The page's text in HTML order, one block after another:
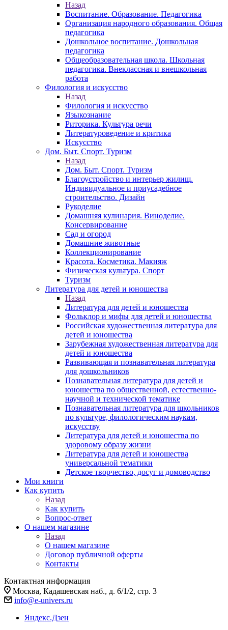
Назад
Воспитание. Образование. Педагогика
Организация народного образования. Общая
педагогика
Дошкольное воспитание. Дошкольная
педагогика
Общеобразовательная школа. Школьная
педагогика. Внеклассная и внешкольная
работа
Филология и искусство
Назад
Филология и искусство
Языкознание
Риторика. Культура речи
Литературоведение и критика
Искусство
Дом. Быт. Спорт. Туризм
Назад
Дом. Быт. Спорт. Туризм
Благоустройство и интерьер жилищ.
Индивидуальное и приусадебное
строительство. Дизайн
Рукоделие
Домашняя кулинария. Виноделие.
Консервирование
Сад и огород
Домашние животные
Коллекционирование
Красота. Косметика. Макияж
Физическая культура. Спорт
Туризм
Литература для детей и юношества
Назад
Литература для детей и юношества
Фольклор и мифы для детей и юношества
Российская художественная литература для
детей и юношества
Зарубежная художественная литература для
детей и юношества
Развивающая и познавательная литература
для дошкольников
Познавательная литература для детей и
юношества по общественной, естественно-
научной и технической тематике
Познавательная литература для школьников
по культуре, филологическим наукам,
искусству
Литература для детей и юношества по
здоровому образу жизни
Литература для детей и юношества
универсальной тематики
Детское творчество, досуг и домоводство
Мои книги
Как купить
Назад
Как купить
Вопрос-ответ
О нашем магазине
Назад
О нашем магазине
Договор публичной оферты
Контакты
Контактная информация
Москва, Кадашевская наб., д. 6/1/2, стр. 3
info@e-univers.ru
Яндекс.Дзен